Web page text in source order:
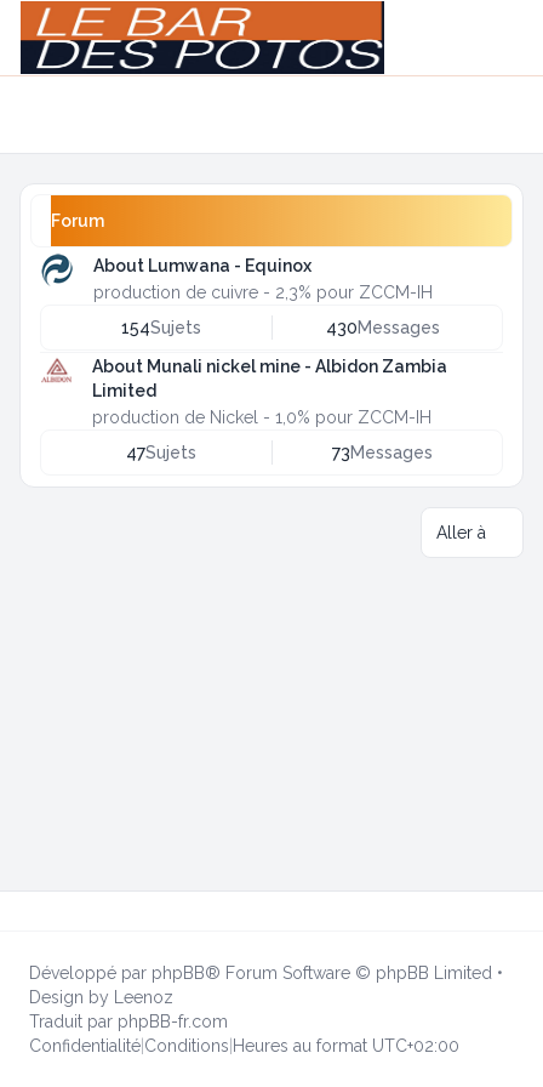
Forum
About Lumwana - Equinox
production de cuivre - 2,3% pour ZCCM-IH
154Sujets 430Messages
About Munali nickel mine - Albidon Zambia
Limited
production de Nickel - 1,0% pour ZCCM-IH
47Sujets 73Messages
Aller à
Développé par phpBB® Forum Software © phpBB Limited •
Design by
Leenoz
Traduit par phpBB-fr.com
Confidentialité Conditions Heures au format UTC+02:00